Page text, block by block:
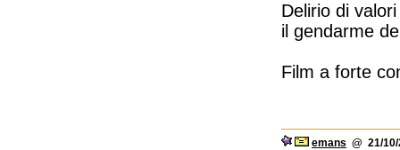
Delirio di
il gendarme
Film a forte
emans @ 21/